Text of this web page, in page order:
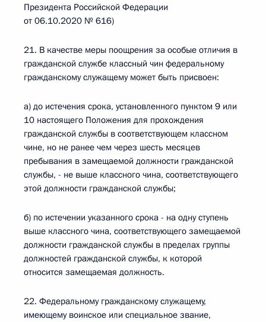
Президента Российской Федерации
от 06.10.2020 № 616)
21. В качестве меры поощрения за особые отличия в
гражданской службе классный чин федеральному
гражданскому служащему может быть присвоен:
а) до истечения срока, установленного пунктом 9 или
10 настоящего Положения для прохождения
гражданской службы в соответствующем классном
чине, но не ранее чем через шесть месяцев
пребывания в замещаемой должности гражданской
службы, - не выше классного чина, соответствующего
этой должности гражданской службы;
б) по истечении указанного срока - на одну ступень
выше классного чина, соответствующего замещаемой
должности гражданской службы в пределах группы
должностей гражданской службы, к которой
относится замещаемая должность.
22. Федеральному гражданскому служащему,
имеющему воинское или специальное звание,